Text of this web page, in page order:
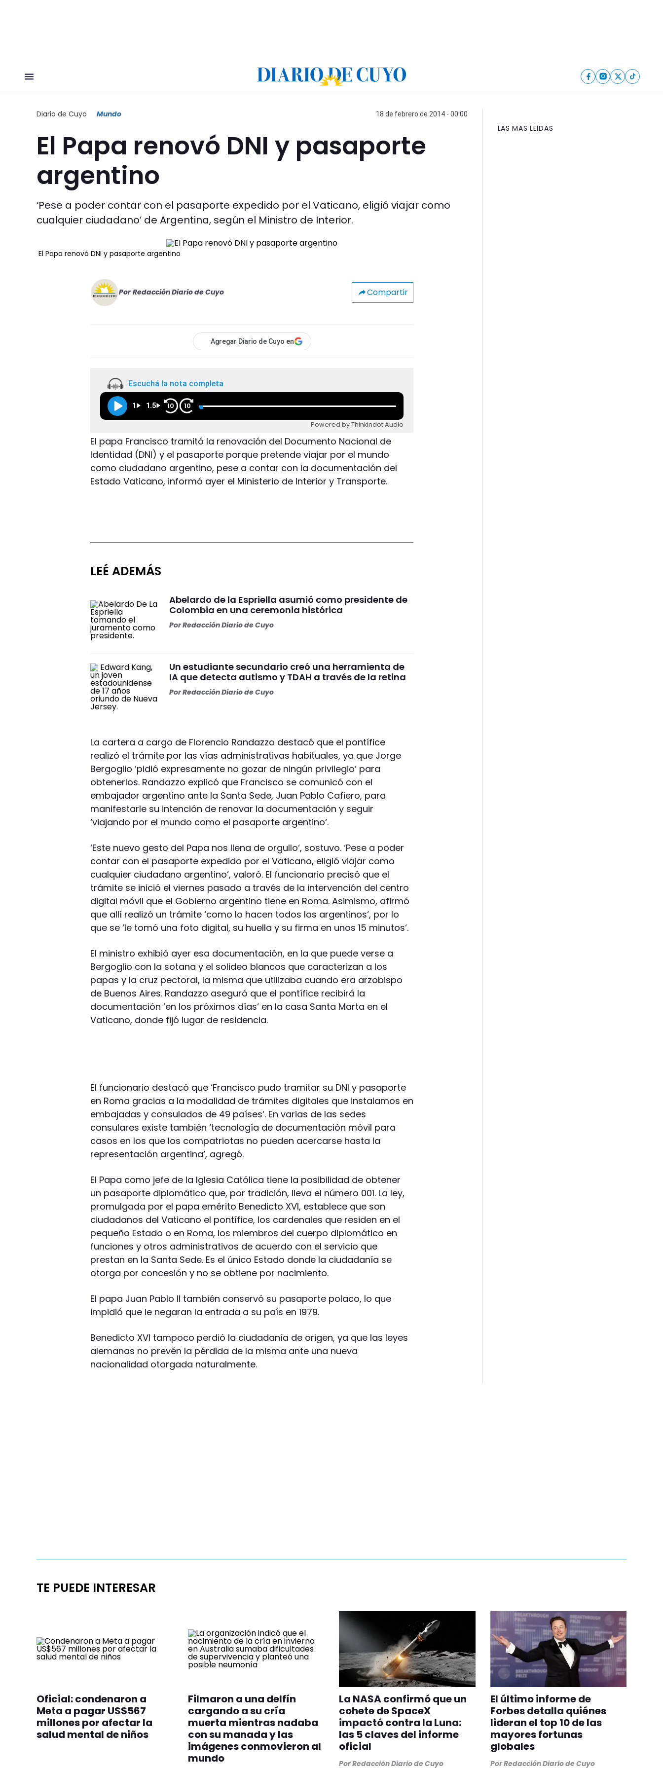
Diario de Cuyo Mundo 18 de febrero de 2014 - 00:00
El Papa renovó DNI y pasaporte
argentino
‘Pese a poder contar con el pasaporte expedido por el Vaticano, eligió viajar como
cualquier ciudadano’ de Argentina, según el Ministro de Interior.
El Papa renovó DNI y pasaporte argentino
Por Redacción Diario de Cuyo Compartir
Agregar Diario de Cuyo en
Escuchá la nota completa
1 1.5 10 10
Powered by Thinkindot Audio
El papa Francisco tramitó la renovación del Documento Nacional de
Identidad (DNI) y el pasaporte porque pretende viajar por el mundo
como ciudadano argentino, pese a contar con la documentación del
Estado Vaticano, informó ayer el Ministerio de Interior y Transporte.
LEÉ ADEMÁS
Abelardo de la Espriella asumió como presidente de
Colombia en una ceremonia histórica
PorRedacción Diario de Cuyo
Un estudiante secundario creó una herramienta de
IA que detecta autismo y TDAH a través de la retina
PorRedacción Diario de Cuyo
La cartera a cargo de Florencio Randazzo destacó que el pontífice
realizó el trámite por las vías administrativas habituales, ya que Jorge
Bergoglio ‘pidió expresamente no gozar de ningún privilegio‘ para
obtenerlos. Randazzo explicó que Francisco se comunicó con el
embajador argentino ante la Santa Sede, Juan Pablo Cafiero, para
manifestarle su intención de renovar la documentación y seguir
‘viajando por el mundo como el pasaporte argentino‘.
‘Este nuevo gesto del Papa nos llena de orgullo‘, sostuvo. ‘Pese a poder
contar con el pasaporte expedido por el Vaticano, eligió viajar como
cualquier ciudadano argentino‘, valoró. El funcionario precisó que el
trámite se inició el viernes pasado a través de la intervención del centro
digital móvil que el Gobierno argentino tiene en Roma. Asimismo, afirmó
que allí realizó un trámite ‘como lo hacen todos los argentinos‘, por lo
que se ‘le tomó una foto digital, su huella y su firma en unos 15 minutos‘.
El ministro exhibió ayer esa documentación, en la que puede verse a
Bergoglio con la sotana y el solideo blancos que caracterizan a los
papas y la cruz pectoral, la misma que utilizaba cuando era arzobispo
de Buenos Aires. Randazzo aseguró que el pontífice recibirá la
documentación ‘en los próximos días‘ en la casa Santa Marta en el
Vaticano, donde fijó lugar de residencia.
El funcionario destacó que ‘Francisco pudo tramitar su DNI y pasaporte
en Roma gracias a la modalidad de trámites digitales que instalamos en
embajadas y consulados de 49 países‘. En varias de las sedes
consulares existe también ‘tecnología de documentación móvil para
casos en los que los compatriotas no pueden acercarse hasta la
representación argentina‘, agregó.
El Papa como jefe de la Iglesia Católica tiene la posibilidad de obtener
un pasaporte diplomático que, por tradición, lleva el número 001. La ley,
promulgada por el papa emérito Benedicto XVI, establece que son
ciudadanos del Vaticano el pontífice, los cardenales que residen en el
pequeño Estado o en Roma, los miembros del cuerpo diplomático en
funciones y otros administrativos de acuerdo con el servicio que
prestan en la Santa Sede. Es el único Estado donde la ciudadanía se
otorga por concesión y no se obtiene por nacimiento.
El papa Juan Pablo II también conservó su pasaporte polaco, lo que
impidió que le negaran la entrada a su país en 1979.
Benedicto XVI tampoco perdió la ciudadanía de origen, ya que las leyes
alemanas no prevén la pérdida de la misma ante una nueva
nacionalidad otorgada naturalmente.
LAS MAS LEIDAS
TE PUEDE INTERESAR
Oficial: condenaron a
Meta a pagar US$567
millones por afectar la
salud mental de niños
Filmaron a una delfín
cargando a su cría
muerta mientras nadaba
con su manada y las
imágenes conmovieron al
mundo
La NASA confirmó que un
cohete de SpaceX
impactó contra la Luna:
las 5 claves del informe
oficial
PorRedacción Diario de Cuyo
El último informe de
Forbes detalla quiénes
lideran el top 10 de las
mayores fortunas
globales
PorRedacción Diario de Cuyo